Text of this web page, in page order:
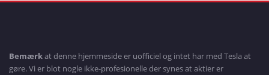
Bemærkat denne hjemmeside er uofficiel og intet har med Tesla at
gøre. Vi er blot nogle ikke-profesionelle der synes at aktier er